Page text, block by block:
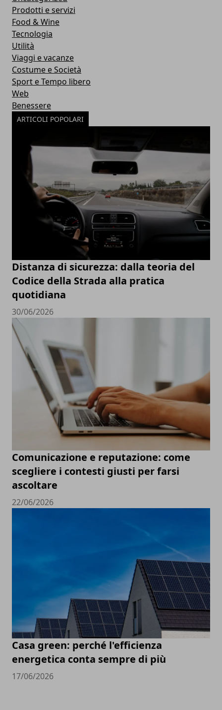
Prodotti e servizi
Food & Wine
Tecnologia
Utilità
Viaggi e vacanze
Costume e Società
Sport e Tempo libero
Web
Benessere
ARTICOLI POPOLARI
Distanza di sicurezza: dalla teoria del
Codice della Strada alla pratica
quotidiana
30/06/2026
Comunicazione e reputazione: come
scegliere i contesti giusti per farsi
ascoltare
22/06/2026
Casa green: perché l'efficienza
energetica conta sempre di più
17/06/2026